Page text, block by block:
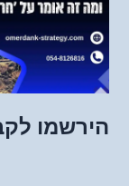
הירשמו